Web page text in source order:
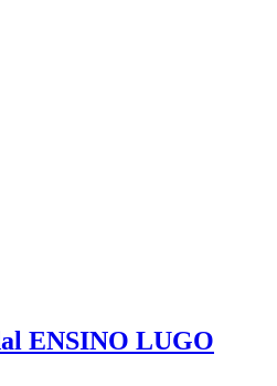
ENSINO LUGO